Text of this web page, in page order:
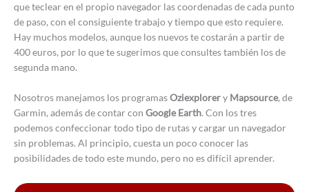
que teclear en el propio navegador las coordenadas de cada punto
de paso, con el consiguiente trabajo y tiempo que esto requiere.
Hay muchos modelos, aunque los nuevos te costarán a partir de
400 euros, por lo que te sugerimos que consultes también los de
segunda mano.
Nosotros manejamos los programasOziexplorery Mapsource, de
Garmin, además de contar con Google Earth. Con los tres
podemos confeccionar todo tipo de rutas y cargar un navegador
sin problemas. Al principio, cuesta un poco conocer las
posibilidades de todo este mundo, pero no es difícil aprender.